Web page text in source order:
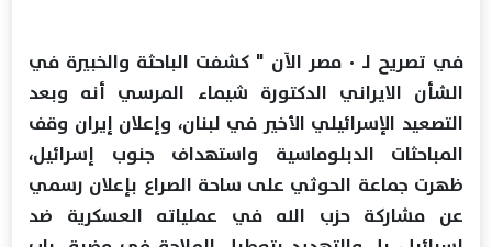
في تصريح لـ ٠ مصر الآن " كشفت الباحثة والخبيرة في
الشأن الايراني الدكتورة شيماء المرسي أنه وبعد
التصعيد الإسرائيلي الأخير في لبنان، وإعلان إيران وقف
المباحثات الدبلوماسية واستهداف جنوب إسرائيل،
ظهرت جماعة الحوثي على ساحة الصراع بإعلان رسمي
عن مشاركة حزب الله في عملياته العسكرية ضد